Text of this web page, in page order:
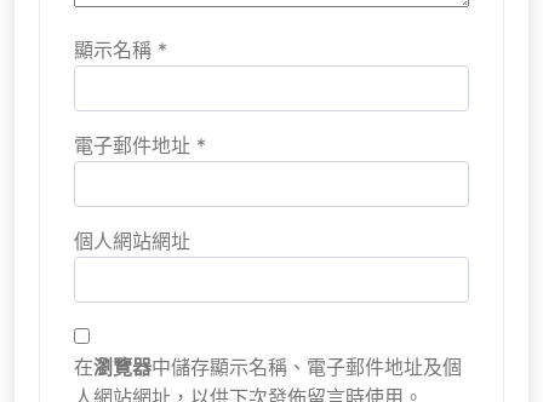
顯示名稱 *
電子郵件地址 *
個人網站網址
在瀏覽器中儲存顯示名稱、電子郵件地址及個
人網站網址，以供下次發佈留言時使用。